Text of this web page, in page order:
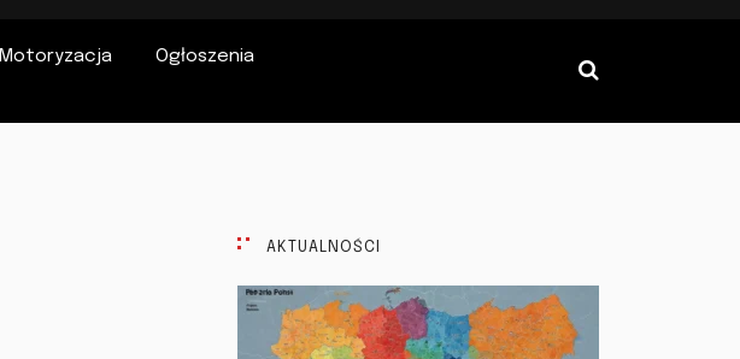
Motoryzacja
Ogłoszenia
AKTUALNOŚCI